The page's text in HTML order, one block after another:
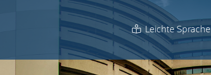
Leichte Sprache